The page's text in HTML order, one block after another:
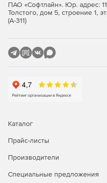
инструментов для работы с
инструментов можно
Криптографические
ПАО «Софтлайн». Юр. адрес:
Толстого, дом 5, строение 1,
(А-311)
Каталог
Прайс-листы
Производители
Специальные предложения